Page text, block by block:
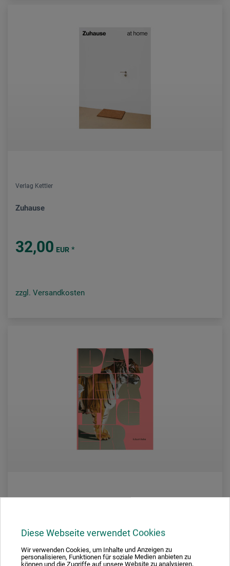
Diese Webseite verwendet Cookies
Wir verwenden Cookies, um Inhalte und Anzeigen zu
personalisieren, Funktionen für soziale Medien anbieten zu
können und die Zugriffe auf unsere Website zu analysieren.
Verlag Kettler
Zuhause
32,00 EUR *
zzgl. Versandkosten
Eckart Hahn